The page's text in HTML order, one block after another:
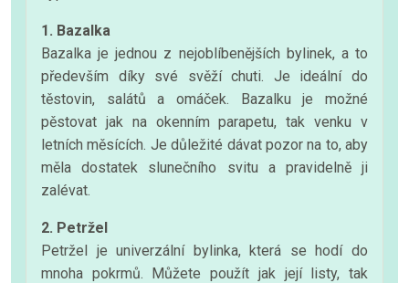
1. Bazalka
Bazalka je jednou z nejoblíbenějších bylinek, a to
především díky své svěží chuti. Je ideální do
těstovin, salátů a omáček. Bazalku je možné
pěstovat jak na okenním parapetu, tak venku v
letních měsících. Je důležité dávat pozor na to, aby
měla dostatek slunečního svitu a pravidelně ji
zalévat.
2. Petržel
Petržel je univerzální bylinka, která se hodí do
mnoha pokrmů. Můžete použít jak její listy, tak